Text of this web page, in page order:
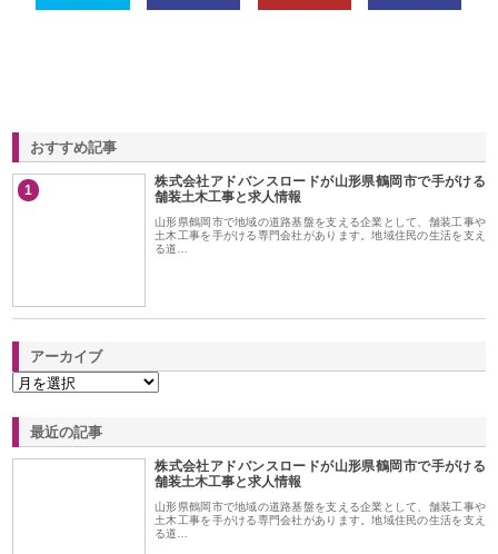
おすすめ記事
1
株式会社アドバンスロードが山形県鶴岡市で手がける
舗装土木工事と求人情報
山形県鶴岡市で地域の道路基盤を支える企業として、舗装工事や
土木工事を手がける専門会社があります。地域住民の生活を支え
る道…
アーカイブ
最近の記事
株式会社アドバンスロードが山形県鶴岡市で手がける
舗装土木工事と求人情報
山形県鶴岡市で地域の道路基盤を支える企業として、舗装工事や
土木工事を手がける専門会社があります。地域住民の生活を支え
る道…